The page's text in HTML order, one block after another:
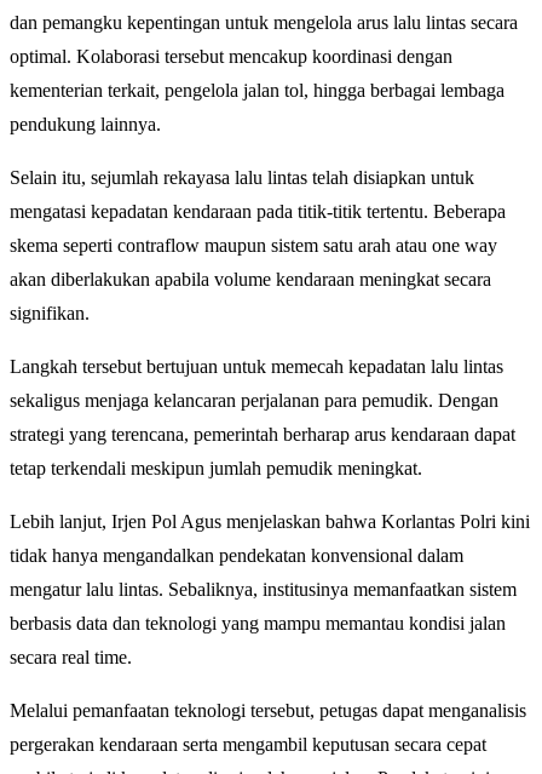
dan pemangku kepentingan untuk mengelola arus lalu lintas secara
optimal. Kolaborasi tersebut mencakup koordinasi dengan
kementerian terkait, pengelola jalan tol, hingga berbagai lembaga
pendukung lainnya.
Selain itu, sejumlah rekayasa lalu lintas telah disiapkan untuk
mengatasi kepadatan kendaraan pada titik-titik tertentu. Beberapa
skema seperti contraflow maupun sistem satu arah atau one way
akan diberlakukan apabila volume kendaraan meningkat secara
signifikan.
Langkah tersebut bertujuan untuk memecah kepadatan lalu lintas
sekaligus menjaga kelancaran perjalanan para pemudik. Dengan
strategi yang terencana, pemerintah berharap arus kendaraan dapat
tetap terkendali meskipun jumlah pemudik meningkat.
Lebih lanjut, Irjen Pol Agus menjelaskan bahwa Korlantas Polri kini
tidak hanya mengandalkan pendekatan konvensional dalam
mengatur lalu lintas. Sebaliknya, institusinya memanfaatkan sistem
berbasis data dan teknologi yang mampu memantau kondisi jalan
secara real time.
Melalui pemanfaatan teknologi tersebut, petugas dapat menganalisis
pergerakan kendaraan serta mengambil keputusan secara cepat